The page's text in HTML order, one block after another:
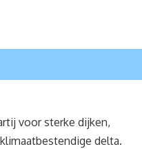
voor sterke dijken,
delta.